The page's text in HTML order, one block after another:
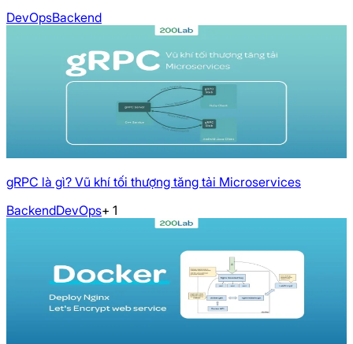
DevOpsBackend
gRPC là gì? Vũ khí tối thượng tăng tải Microservices
BackendDevOps+ 1